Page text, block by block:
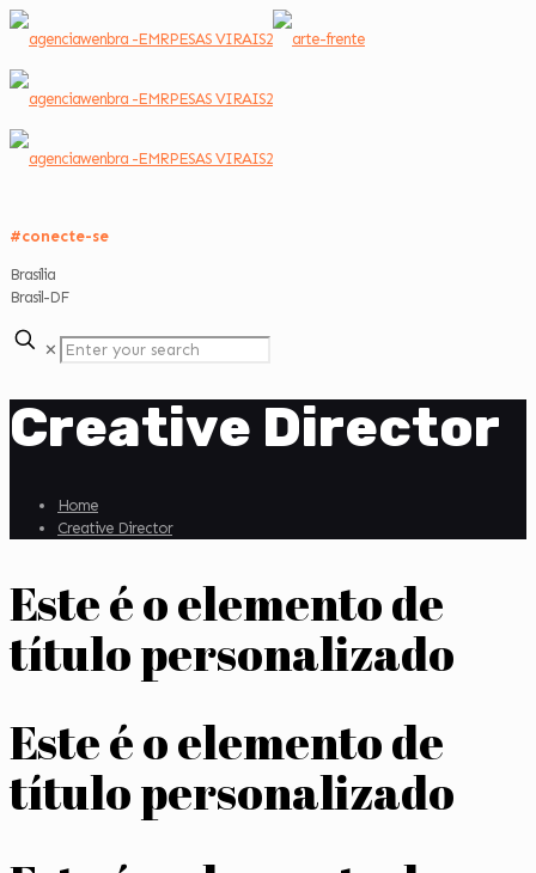
#conecte-se
Brasília
Brasil-DF
✕
Creative Director
Home
Creative Director
Este é o elemento de
título personalizado
Este é o elemento de
título personalizado